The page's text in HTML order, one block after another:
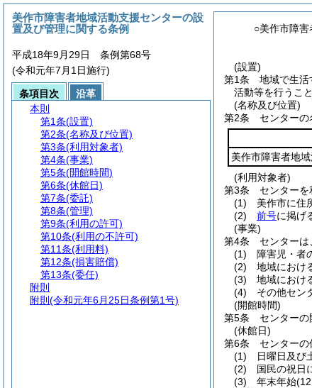
○美作市障
(設置)
第1条
地域で生活
活動等を行うこ
(名称及び位置)
第2条
センターの
美作市障害者地
(利用対象者)
第3条
センターを
(1)
美作市に住
(2)
前号に掲げ
(事業)
第4条
センターは
(1)
障害児・者
(2)
地域におけ
(3)
地域におけ
(4)
その他セン
(開館時間)
第5条
センターの
(休館日)
第6条
センターの
(1)
日曜日及び
(2)
国民の祝日
(3)
年末年始
美作市障害者地域活動支援センターの設
置及び管理に関する条例
平成18年9月29日 条例第68号
(令和元年7月1日施行)
条項目次
沿革
本則
第1条(設置)
第2条(名称及び位置)
第3条(利用対象者)
第4条(事業)
第5条(開館時間)
第6条(休館日)
第7条(委託)
第8条(管理)
第9条(利用の許可)
第10条(利用の不許可)
第11条(利用料)
第12条(損害賠償)
第13条(委任)
附則
附則 (令和元年6月25日条例第1号)